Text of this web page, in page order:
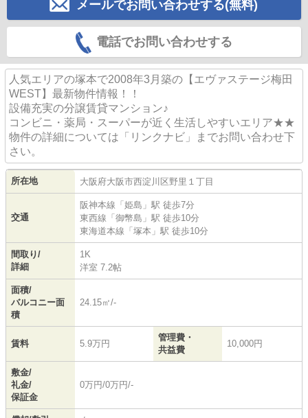
メールでお問い合わせする(無料)
電話でお問い合わせする
人気エリアの塚本で2008年3月築の【エヴァステージ梅田
WEST】最新物件情報！！
設備充実の分譲賃貸マンション♪
コンビニ・薬局・スーパーが近く生活しやすいエリア★★
物件の詳細については「リンクナビ」までお問い合わせ下
さい。
所在地 大阪府大阪市西淀川区野里 １丁目
交通
阪神本線 「 姫島 」駅 徒歩7分
東西線 「 御幣島 」駅 徒歩10分
東海道本線 「 塚本 」駅 徒歩10分
間取り/
詳細
1K
洋室 7.2帖
面積/
バルコニー面
積
24.15㎡/-
賃料 5.9万円
管理費・
共益費
10,000円
敷金/
礼金/
保証金
0万円/0万円/-